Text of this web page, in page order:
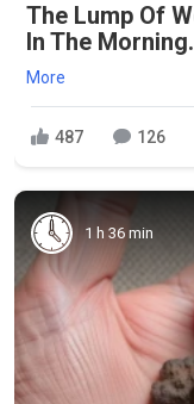
The Lump Of
In The
More
487 126
1 h 36 min